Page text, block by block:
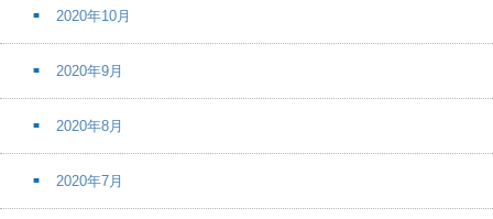
2020年10月
2020年9月
2020年8月
2020年7月